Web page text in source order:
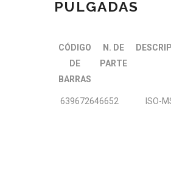
PULGADAS
CÓDIGO
DE
BARRAS
N. DE
PARTE
639672646652 ISO-